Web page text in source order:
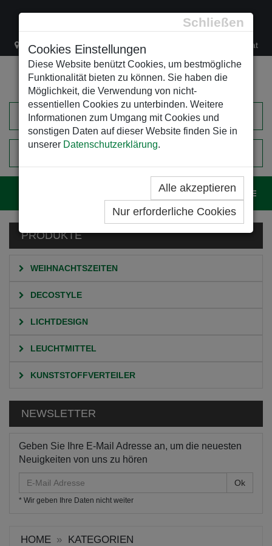
Schließen
Cookies Einstellungen
Diese Website benützt Cookies, um bestmögliche
Funktionalität bieten zu können. Sie haben die
Möglichkeit, die Verwendung von nicht-
essentiellen Cookies zu unterbinden. Weitere
Informationen zum Umgang mit Cookies und
sonstigen Daten auf dieser Website finden Sie in
unserer Datenschutzerklärung.
Alle akzeptieren
Nur erforderliche Cookies
Lacknergasse 78 +43/1/470 37 00 office@leso.at
EINKAUFSWAGEN
PRODUKTE
WEIHNACHTSZEITEN
DECOSTYLE
LICHTDESIGN
LEUCHTMITTEL
KUNSTSTOFFVERTEILER
NEWSLETTER
Geben Sie Ihre E-Mail Adresse an, um die neuesten
Neuigkeiten von uns zu hören
Mail
Adresse
* Wir geben Ihre Daten nicht weiter
HOME
KATEGORIEN